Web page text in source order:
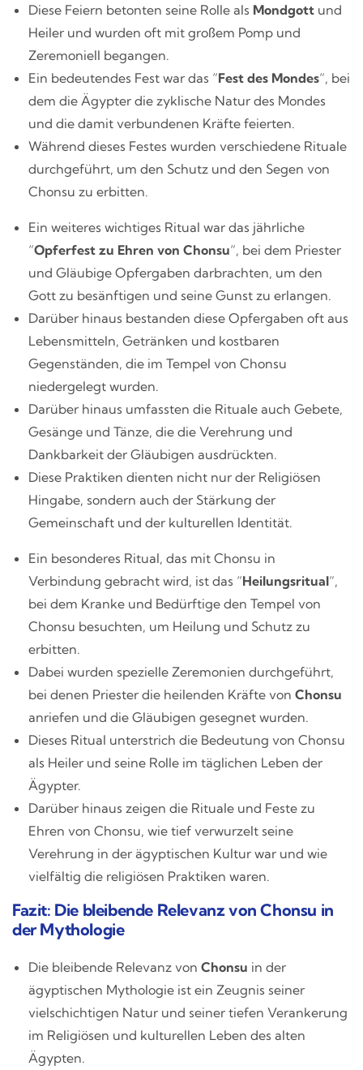
Diese Feiern betonten seine Rolle als Mondgott und
Heiler und wurden oft mit großem Pomp und
Zeremoniell begangen.
Ein bedeutendes Fest war das “Fest des Mondes“, bei
dem die Ägypter die zyklische Natur des Mondes
und die damit verbundenen Kräfte feierten.
Während dieses Festes wurden verschiedene Rituale
durchgeführt, um den Schutz und den Segen von
Chonsu zu erbitten.
Ein weiteres wichtiges Ritual war das jährliche
“Opferfest zu Ehren von Chonsu“, bei dem Priester
und Gläubige Opfergaben darbrachten, um den
Gott zu besänftigen und seine Gunst zu erlangen.
Darüber hinaus bestanden diese Opfergaben oft aus
Lebensmitteln, Getränken und kostbaren
Gegenständen, die im Tempel von Chonsu
niedergelegt wurden.
Darüber hinaus umfassten die Rituale auch Gebete,
Gesänge und Tänze, die die Verehrung und
Dankbarkeit der Gläubigen ausdrückten.
Diese Praktiken dienten nicht nur der Religiösen
Hingabe, sondern auch der Stärkung der
Gemeinschaft und der kulturellen Identität.
Ein besonderes Ritual, das mit Chonsu in
Verbindung gebracht wird, ist das “Heilungsritual“,
bei dem Kranke und Bedürftige den Tempel von
Chonsu besuchten, um Heilung und Schutz zu
erbitten.
Dabei wurden spezielle Zeremonien durchgeführt,
bei denen Priester die heilenden Kräfte von Chonsu
anriefen und die Gläubigen gesegnet wurden.
Dieses Ritual unterstrich die Bedeutung von Chonsu
als Heiler und seine Rolle im täglichen Leben der
Ägypter.
Darüber hinaus zeigen die Rituale und Feste zu
Ehren von Chonsu, wie tief verwurzelt seine
Verehrung in der ägyptischen Kultur war und wie
vielfältig die religiösen Praktiken waren.
Fazit: Die bleibende Relevanz von Chonsu in
der Mythologie
Die bleibende Relevanz von Chonsu in der
ägyptischen Mythologie ist ein Zeugnis seiner
vielschichtigen Natur und seiner tiefen Verankerung
im Religiösen und kulturellen Leben des alten
Ägypten.